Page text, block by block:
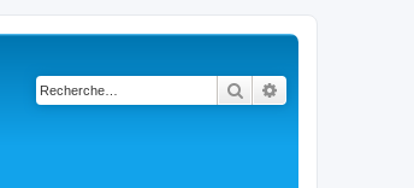
Rechercher